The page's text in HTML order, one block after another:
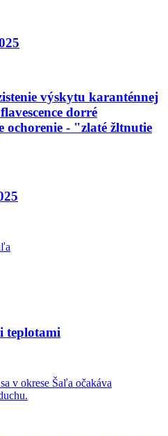
výskytu karanténnej
dorré
ochorenie - "zlaté žltnutie
teplotami
v okrese Šaľa očakáva